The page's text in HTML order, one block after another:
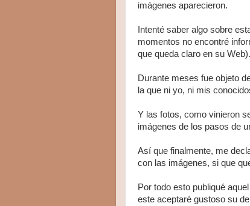
imágenes aparecieron.
Intenté saber algo sobre
momentos no encontré
que queda claro en su
Durante meses fue objeto
la que ni yo, ni mis
Y las fotos, como vinieron
imágenes de los pasos de
Así que finalmente, me
con las imágenes, si que
Por todo esto publiqué
este aceptaré gustoso su